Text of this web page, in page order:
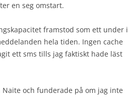
en seg omstart.
framstod som ett under i
hela tiden. Ingen cache
ett sms tills jag faktiskt hade läst
och funderade på om jag inte